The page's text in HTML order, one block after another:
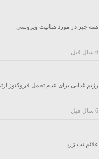
همه چیز در مورد هپاتیت ویروسی
6 سال قبل
رژیم غذایی برای عدم تحمل فروکتوز
6 سال قبل
علائم تب زرد